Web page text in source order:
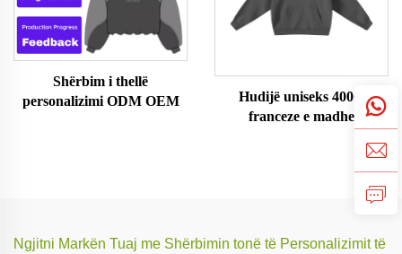
Shërbim i thellë
personalizimi ODM OEM
Hudijë uniseks 400G
franceze e madhe
Ngjitni Markën Tuaj me Shërbimin tonë të Personalizimit të